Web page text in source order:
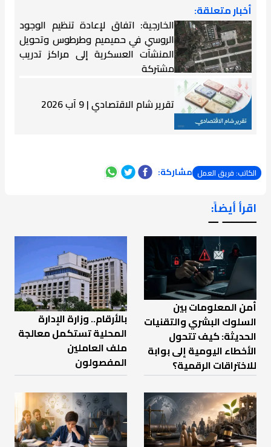
أخبار متعلقة:
الخارجية: اتفاق لإعادة تنظيم الوجود
الروسي في حميميم وطرطوس وتحويل
المنشآت العسكرية إلى مراكز تدريب
مشتركة
تقرير شام الاقتصادي | 9 آب 2026
الكاتب: فريق العمل مشاركة:
اقرأ أيضاً:
ـــــــ ــ
أمن المعلومات بين
السلوك البشري والتقنيات
الحديثة: كيف تتحول
الأخطاء اليومية إلى بوابة
للاختراقات الرقمية؟
بالأرقام.. وزارة الإدارة
المحلية تستكمل معالجة
ملف العاملين
المفصولون